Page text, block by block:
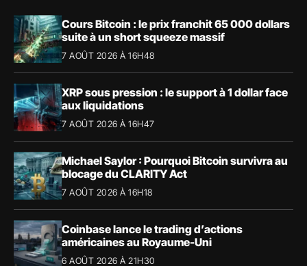
Cours Bitcoin : le prix franchit 65 000 dollars
suite à un short squeeze massif
7 AOÛT 2026 À 16H48
XRP sous pression : le support à 1 dollar face
aux liquidations
7 AOÛT 2026 À 16H47
Michael Saylor : Pourquoi Bitcoin survivra au
blocage du CLARITY Act
7 AOÛT 2026 À 16H18
Coinbase lance le trading d’actions
américaines au Royaume-Uni
6 AOÛT 2026 À 21H30